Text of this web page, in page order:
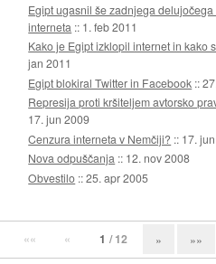
Egipt ugasnil še zadnjega
interneta :: 1. feb 2011
Kako je Egipt izklopil internet in kako
jan 2011
Egipt blokiral Twitter in Facebook ::
Represija proti kršiteljem avtorsko
17. jun 2009
Cenzura interneta v Nemčiji? :: 17.
Nova odpuščanja :: 12. nov 2008
Obvestilo ::25. apr 2005
«« « 1 / 12 » »»